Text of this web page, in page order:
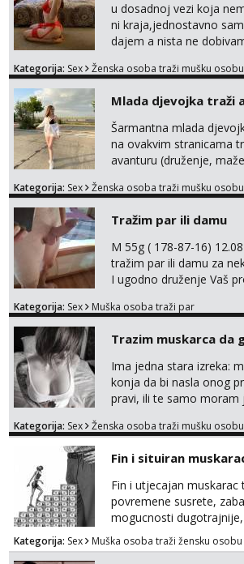
u dosadnoj vezi koja
ni kraja,jednostavno
dajem a nista ne
trazim puno samo malo
poljupce po tijelu koji
pale,obozavam kad
kontrolu . javi se :) Klikni
me tamo, cekam te!
Kategorija: Sex Ženska osoba traži mušku osobu
Mlada djevojka traži
Šarmantna mlada
na ovakvim stranicama
avanturu (druženje,
Kategorija: Sex Ženska osoba traži mušku osobu
Tražim par ili damu
M 55g ( 178-87-16)
tražim par ili damu za
I ugodno druženje Vaš
trata.vrh@gmail.com
Kategorija: Sex Muška osoba traži par
Trazim muskarca da
Ima jedna stara izreka:
konja da bi nasla onog
pravi, ili te samo moram
na sexdater link i javi mi
Kategorija: Sex Ženska osoba traži mušku osobu
Fin i situiran
Fin i utjecajan muskarac
povremene susrete,
mogucnosti
potpora!
Kategorija: Sex Muška osoba traži žensku osobu